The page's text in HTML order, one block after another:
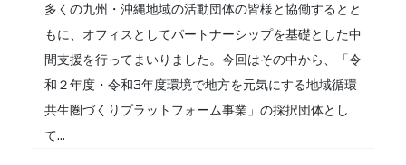
多くの九州・沖縄地域の活動団体の皆様と協働するとと
もに、オフィスとしてパートナーシップを基礎とした中
間支援を行ってまいりました。今回はその中から、「令
和２年度・令和3年度環境で地方を元気にする地域循環
共生圏づくりプラットフォーム事業」の採択団体とし
て...